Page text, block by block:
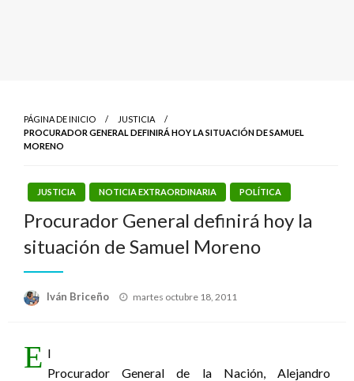
PÁGINA DE INICIO
JUSTICIA
PROCURADOR GENERAL DEFINIRÁ HOY LA SITUACIÓN DE SAMUEL
MORENO
JUSTICIA NOTICIA EXTRAORDINARIA POLÍTICA
Procurador General definirá hoy la
situación de Samuel Moreno
Iván Briceño
Publicado
martes octubre 18, 2011
E l
Procurador General de la Nación, Alejandro